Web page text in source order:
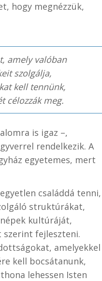
hogy megnézzük,
amely valóban
szolgálja,
kell tennünk,
célozzák meg.
is igaz –,
rendelkezik. A
egyetemes, mert
családdá tenni,
struktúrákat,
kultúráját,
szerint fejleszteni.
amelyekkel
kell bocsátanunk,
lehessen Isten